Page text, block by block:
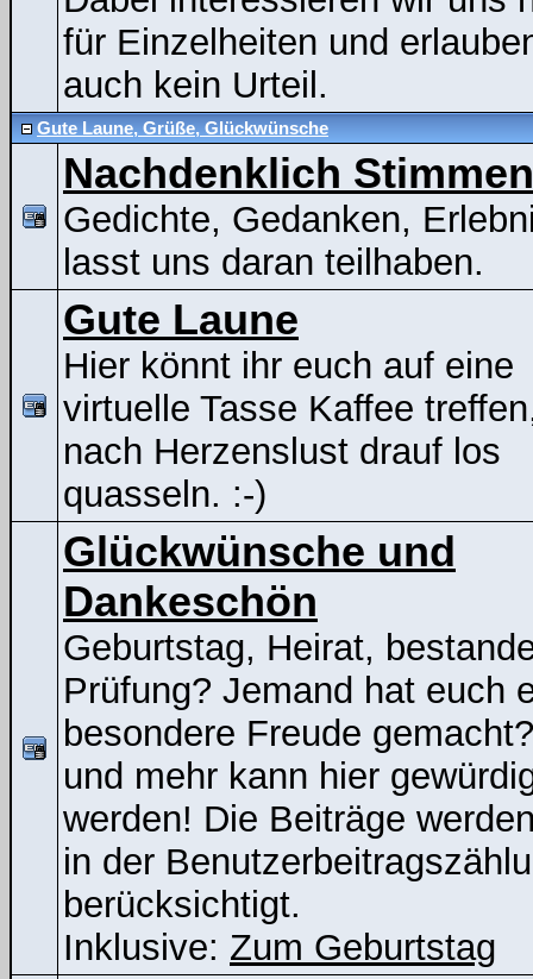
für Einzelheiten und
auch kein Urteil.
Gute Laune, Grüße, Glückwünsche
Nachdenklich
Gedichte, Gedanken,
lasst uns daran teilhaben.
Gute Laune
Hier könnt ihr euch auf eine
virtuelle Tasse Kaffee
nach Herzenslust drauf los
quasseln. :-)
Glückwünsche und
Dankeschön
Geburtstag, Heirat,
Prüfung? Jemand hat euch
besondere Freude
und mehr kann hier
werden! Die Beiträge
in der
berücksichtigt.
Inklusive: Zum Geburtstag